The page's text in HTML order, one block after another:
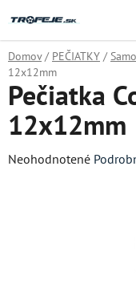
na
obsah
Domov / PEČIATKY /
12x12mm
Pečiatka
12x12mm
Priemerné
Neohodnotené